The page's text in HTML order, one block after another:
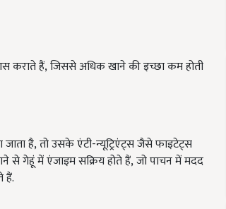
कराते हैं, जिससे अधिक खाने की इच्छा कम होती
है, तो उसके एंटी-न्यूट्रिएंट्स जैसे फाइटेट्स
से गेहूं में एंजाइम सक्रिय होते हैं, जो पाचन में मदद
हैं.